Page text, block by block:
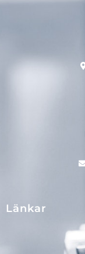
Länkar